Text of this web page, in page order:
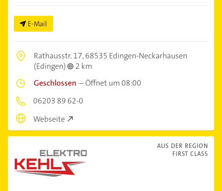
E-Mail
Rathausstr. 17,68535 Edingen-Neckarhausen
(Edingen)
2 km
Geschlossen –Öffnet um 08:00
06203 89 62-0
Webseite
AUS DER REGION
FIRST CLASS